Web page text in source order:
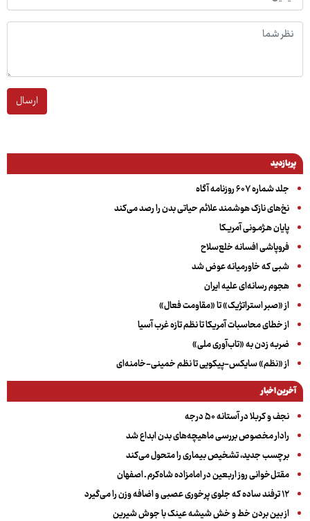
ارسال
پربازدید
جلد شماره ۶۰۷ روزنامه آگاه
نخ‌های نازک هوشمند علائم حیاتی بدن را رصد می‌کند
پایان هـژمـونی آمریـکا
فروپاشی افسانه خلع‌سلاح
شبی که خاورمیانه عوض شد
هجوم رسانه‌ای علیه ایران
از «صبر استراتژیک» تا «مقاومت فعال»
از خطای محاسبات آمریکا تا نظم تازه غرب آسیا
ضربه زدن به «تاب‌آوری ملی»
از «نظم» سایکس-پیکویی تا نظم خمینی-خامنه‌ای
آخرین اخبار
نجف و کربلا در آستانه ۵۰ درجه
رادار مخصوص بررسی ماهیچه‌های بدن ابداع شد
برچسب جدید، تشخیص بیماری را متحول می‌کند
مقتل‌خوانی روز اربعین در امامزاده شاه‌کرم ـ اصفهان
۱۲ ترفند ساده که جلوی پرخوری عصبی و اضافه ‌وزن را می‌گیرد
از بین بردن خط و خش شیشه عینک با جوش شیرین